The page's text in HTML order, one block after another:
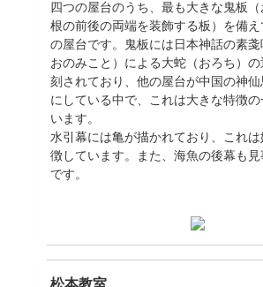
四つの屋台のうち、最も大きな鬼板
根の前後の両端を装飾する板）を備え
の屋台です。鬼板には日本神話の素
おのみこと）による大蛇（おろち）
刻されており、他の屋台が中国の神
にしている中で、これは大きな特徴
います。
水引幕には亀が描かれており、これ
徴しています。また、海魚の後幕も見
です。
松本教室